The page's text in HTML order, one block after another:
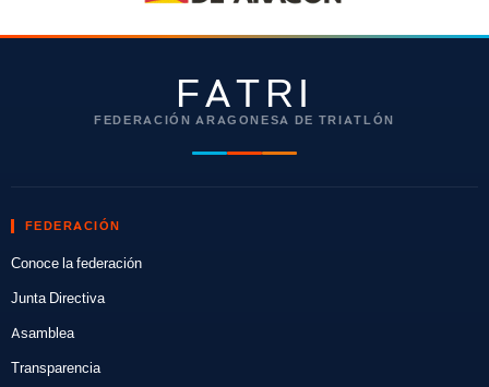
FATRI
FEDERACIÓN ARAGONESA DE TRIATLÓN
FEDERACIÓN
Conoce la federación
Junta Directiva
Asamblea
Transparencia